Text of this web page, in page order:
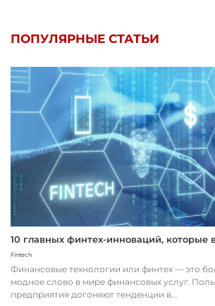
ПОПУЛЯРНЫЕ СТАТЬИ
10 главных финтех-инноваций, которые
Fintech
Финансовые технологии или финтех — это
модное слово в мире финансовых услуг.
предприятия догоняют тенденции в...